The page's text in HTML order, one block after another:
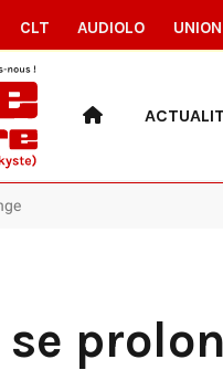
CLT AUDIOLO